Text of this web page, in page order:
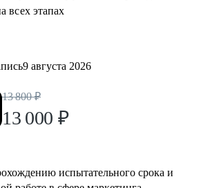
всех этапах
9 августа 2026
13 800 ₽
13 000 ₽
испытательного срока и